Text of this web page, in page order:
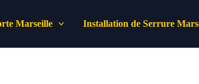
Marseille Installation de Serrure